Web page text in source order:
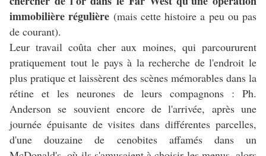
immobilière régulière (mais cette histoire a peu ou pas
de courant).
Leur travail coûta cher aux moines, qui parcoururent
pratiquement tout le pays à la recherche de l'endroit le
plus pratique et laissèrent des scènes mémorables dans la
rétine et les neurones de leurs compagnons : Ph.
Anderson se souvient encore de l'arrivée, après une
journée épuisante de visites dans différentes parcelles,
d'une douzaine de cenobites affamés dans un